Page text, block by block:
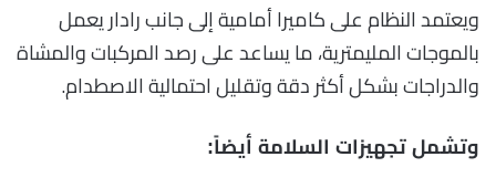
ويعتمد النظام على كاميرا أمامية إلى جانب رادار يعمل
بالموجات المليمترية، ما يساعد على رصد المركبات والمشاة
والدراجات بشكل أكثر دقة وتقليل احتمالية الاصطدام.
وتشمل تجهيزات السلامة أيضاً: